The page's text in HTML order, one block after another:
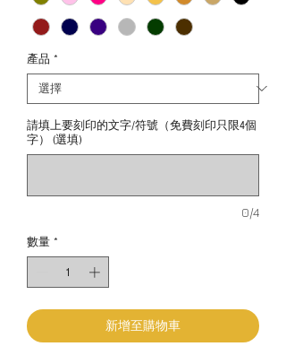
產品 *
請填上要刻印的文字/符號（免費刻印只限4個
字） (選填)
0/4
數量 *
新增至購物車